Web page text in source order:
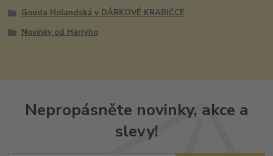
Gouda Holandská v DÁRKOVÉ KRABIČCE
Novinky od Harryho
Nepropásněte novinky, akce a
slevy!